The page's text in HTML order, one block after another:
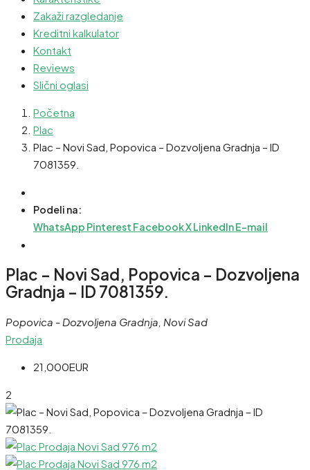
Zakaži razgledanje
Kreditni kalkulator
Kontakt
Reviews
Slični oglasi
Početna
Plac
Plac – Novi Sad, Popovica – Dozvoljena Gradnja – ID
7081359.
Podeli na:
WhatsApp Pinterest FacebookXLinkedInE-mail
Plac – Novi Sad, Popovica – Dozvoljena
Gradnja – ID 7081359.
Popovica - Dozvoljena Gradnja, Novi Sad
Prodaja
21,000EUR
2